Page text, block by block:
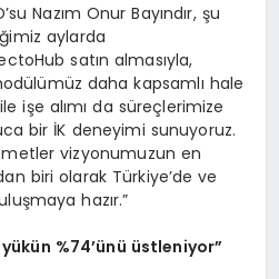
Nazım Onur Bayındır, şu
aylarda
satın almasıyla,
daha kapsamlı hale
işe alımı da süreçlerimize
bir İK deneyimi sunuyoruz.
vizyonumuzun en
biri olarak Türkiye’de ve
hazır.”
ükün %74’ünü üstleniyor”